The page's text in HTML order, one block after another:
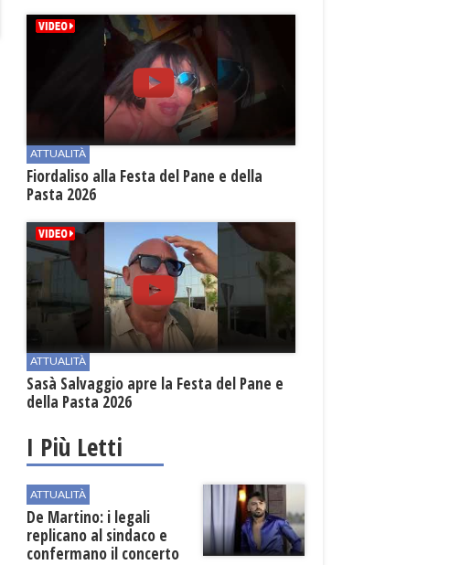
ATTUALITÀ
Fiordaliso alla Festa del Pane e della
Pasta 2026
ATTUALITÀ
Sasà Salvaggio apre la Festa del Pane e
della Pasta 2026
I Più Letti
ATTUALITÀ
De Martino: i legali
replicano al sindaco e
confermano il concerto